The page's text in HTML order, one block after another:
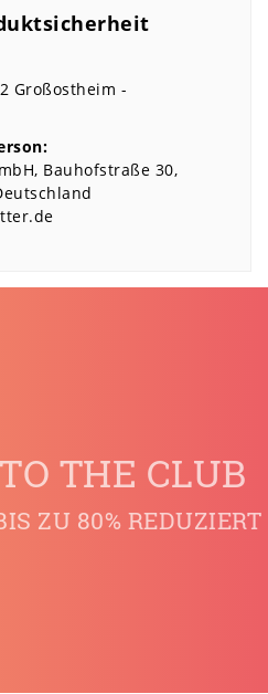
Großostheim
Bauhofstraße 30
THE CLUB
ZU 80% REDUZIERT